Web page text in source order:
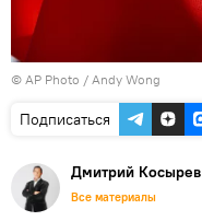
© AP Photo / Andy Wong
Подписаться
Дмитрий Косырев
Все материалы